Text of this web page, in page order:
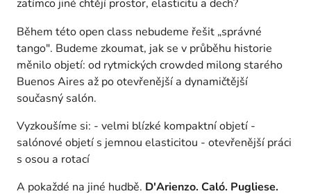
zatímco jiné chtějí prostor, elasticitu a dech?
Během této open class nebudeme řešit „správné
tango". Budeme zkoumat, jak se v průběhu historie
měnilo objetí: od rytmických crowded milong starého
Buenos Aires až po otevřenější a dynamičtější
současný salón.
Vyzkoušíme si: - velmi blízké kompaktní objetí -
salónové objetí s jemnou elasticitou - otevřenější práci
s osou a rotací
A pokaždé na jiné hudbě. D'Arienzo. Caló. Pugliese.